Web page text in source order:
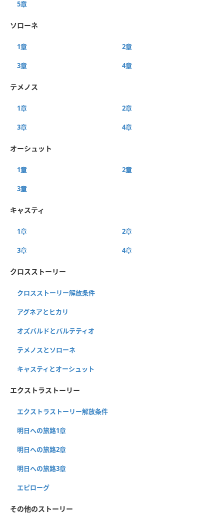
5章
ソローネ
1章 2章
3章 4章
テメノス
1章 2章
3章 4章
オーシュット
1章 2章
3章
キャスティ
1章 2章
3章 4章
クロスストーリー
クロスストーリー解放条件
アグネアとヒカリ
オズバルドとパルテティオ
テメノスとソローネ
キャスティとオーシュット
エクストラストーリー
エクストラストーリー解放条件
明日への旅路1章
明日への旅路2章
明日への旅路3章
エピローグ
その他のストーリー